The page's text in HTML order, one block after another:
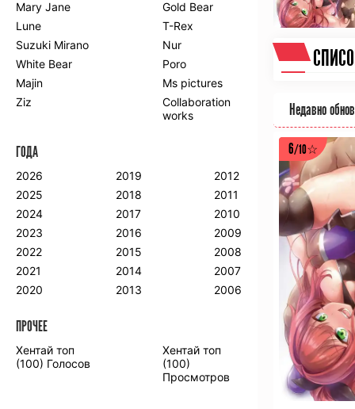
Недавно
6/10☆
Фантастика
Фэнтези
Мистика
Попаданцы в
другой мир
Хентай
ПО ГОДУ
2023
2022
2021
2020
2019
2018
2017
2016
2013
2012
2011
2010
2009
2008
2005
2004
2003
2002
2001
2000
ПРОЧЕЕ
Аниме фильмы Аниме OVA
Mary Jane
Gold Bear
Lune
T-Rex
Suzuki Mirano
Nur
White Bear
Poro
Majin
Ms pictures
Ziz
Collaboration
works
ГОДА
2026
2025
2024
2023
2022
2021
2020
2019
2018
2017
2016
2015
2014
2013
2012
2011
2010
2009
2008
2007
2006
ПРОЧЕЕ
Хентай топ
(100) Голосов
Хентай топ
(100)
Просмотров